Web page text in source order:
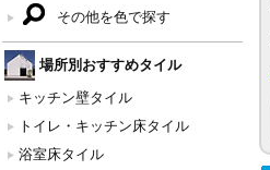
その他を色で探す
場所別おすすめタイル
キッチン壁タイル
トイレ・キッチン床タイル
浴室床タイル